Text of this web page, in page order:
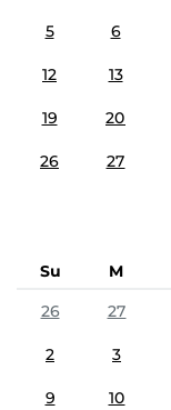
5 6
12 13
19 20
26 27
Su M
26
27
2 3
9 10